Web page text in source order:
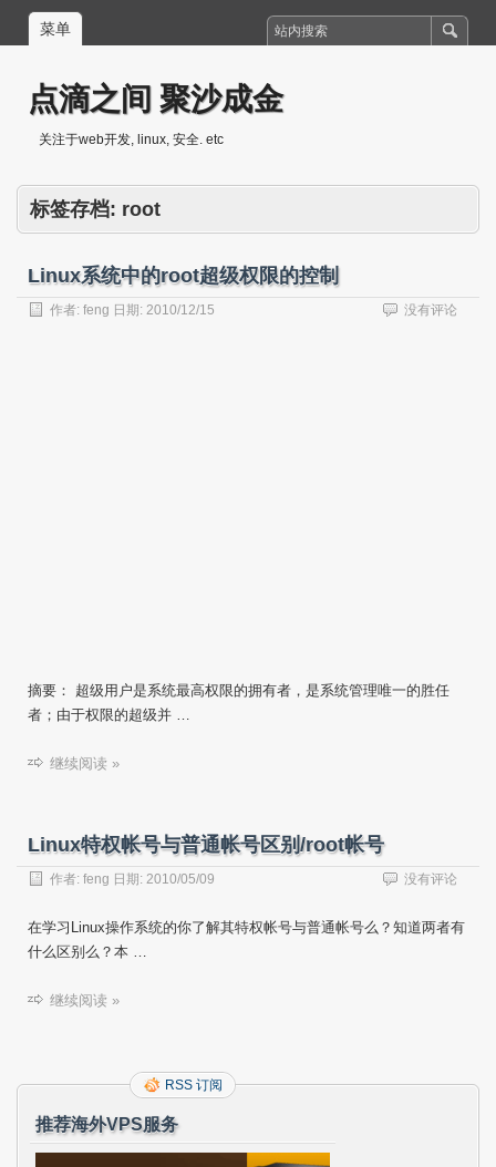
菜单
点滴之间 聚沙成金
关注于web开发, linux, 安全. etc
标签存档: root
Linux系统中的root超级权限的控制
作者: feng 日期: 2010/12/15 没有评论
摘要： 超级用户是系统最高权限的拥有者，是系统管理唯一的胜任
者；由于权限的超级并 …
继续阅读 »
Linux特权帐号与普通帐号区别/root帐号
作者: feng 日期: 2010/05/09 没有评论
在学习Linux操作系统的你了解其特权帐号与普通帐号么？知道两者有
什么区别么？本 …
继续阅读 »
RSS 订阅
推荐海外VPS服务